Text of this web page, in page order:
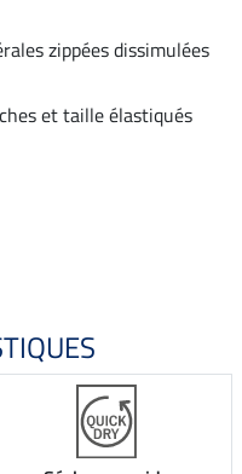
zippées dissimulées
et taille élastiqués